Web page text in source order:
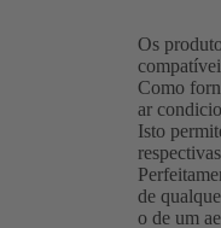
Os
Como
ar
Isto
de
o de um